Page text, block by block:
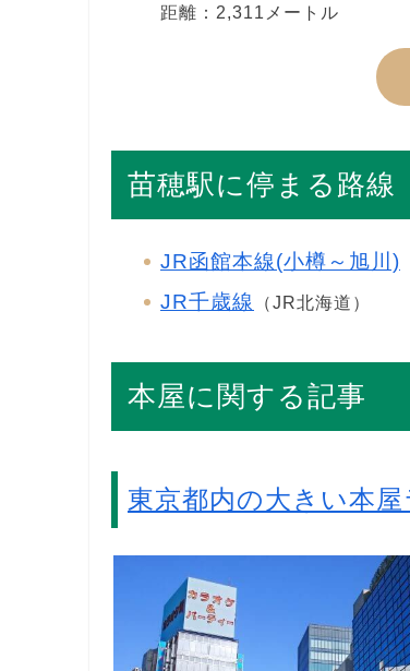
距離：2,311メートル
苗穂駅に停まる路線
JR函館本線(小樽～旭川)
JR千歳線 （JR北海道）
本屋に関する記事
東京都内の大きい本